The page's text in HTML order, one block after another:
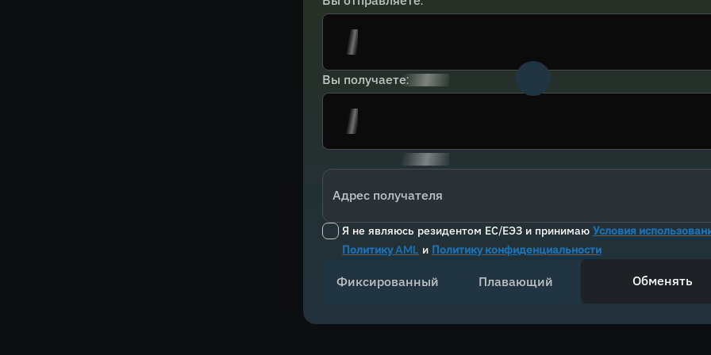
Вы получаете:
Адрес получателя
Я не являюсь резидентом ЕС/ЕЭЗ и принимаю Условия
Политику AML и Политику конфиденциальности
Фиксированный Плавающий Обменять